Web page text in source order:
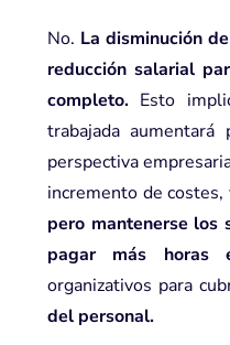
No. La disminución
reducción salarial
completo.Esto
trabajada aumentará
perspectiva
incremento de
pero mantenerse los
pagar más horas
organizativos para
del personal.